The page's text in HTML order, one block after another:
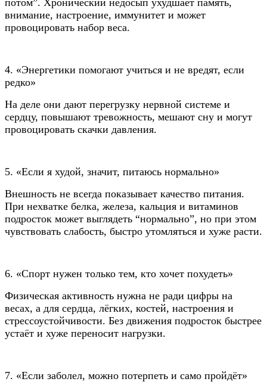
потом”. Хронический недосып ухудшает память,
внимание, настроение, иммунитет и может
провоцировать набор веса.
4. «Энергетики помогают учиться и не вредят, если
редко»
На деле они дают перегрузку нервной системе и
сердцу, повышают тревожность, мешают сну и могут
провоцировать скачки давления.
5. «Если я худой, значит, питаюсь нормально»
Внешность не всегда показывает качество питания.
При нехватке белка, железа, кальция и витаминов
подросток может выглядеть “нормально”, но при этом
чувствовать слабость, быстро утомляться и хуже расти.
6. «Спорт нужен только тем, кто хочет похудеть»
Физическая активность нужна не ради цифры на
весах, а для сердца, лёгких, костей, настроения и
стрессоустойчивости. Без движения подросток быстрее
устаёт и хуже переносит нагрузки.
7. «Если заболел, можно потерпеть и само пройдёт»